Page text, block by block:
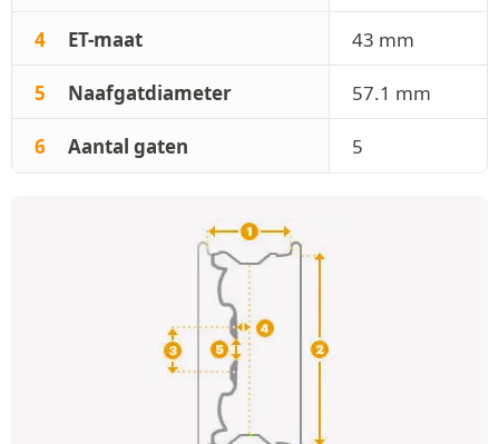
4 ET-maat 43 mm
5 Naafgatdiameter 57.1 mm
6 Aantal gaten 5